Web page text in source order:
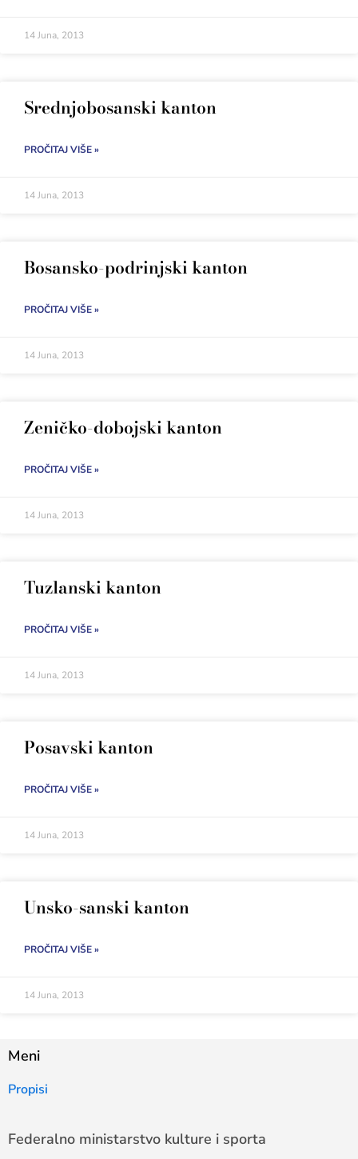
14 Juna, 2013
Srednjobosanski kanton
PROČITAJ VIŠE »
14 Juna, 2013
Bosansko-podrinjski kanton
PROČITAJ VIŠE »
14 Juna, 2013
Zeničko-dobojski kanton
PROČITAJ VIŠE »
14 Juna, 2013
Tuzlanski kanton
PROČITAJ VIŠE »
14 Juna, 2013
Posavski kanton
PROČITAJ VIŠE »
14 Juna, 2013
Unsko-sanski kanton
PROČITAJ VIŠE »
14 Juna, 2013
Meni
Propisi
Federalno ministarstvo kulture i sporta